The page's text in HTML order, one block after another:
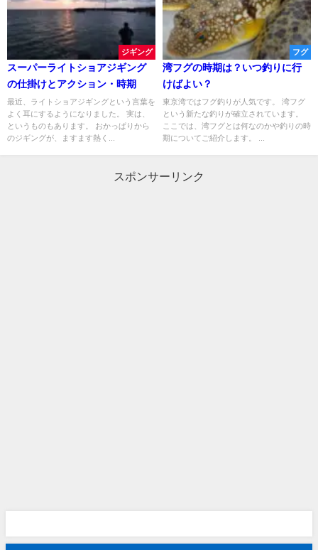
ジギング
スーパーライトショアジギング
の仕掛けとアクション・時期
最近、ライトショアジギングという言葉を
よく耳にするようになりました。 実は、
というものもあります。 おかっぱりから
のジギングが、ますます熱く...
フグ
湾フグの時期は？いつ釣りに行
けばよい？
東京湾ではフグ釣りが人気です。 湾フグ
という新たな釣りが確立されています。
ここでは、湾フグとは何なのかや釣りの時
期についてご紹介します。 ...
スポンサーリンク